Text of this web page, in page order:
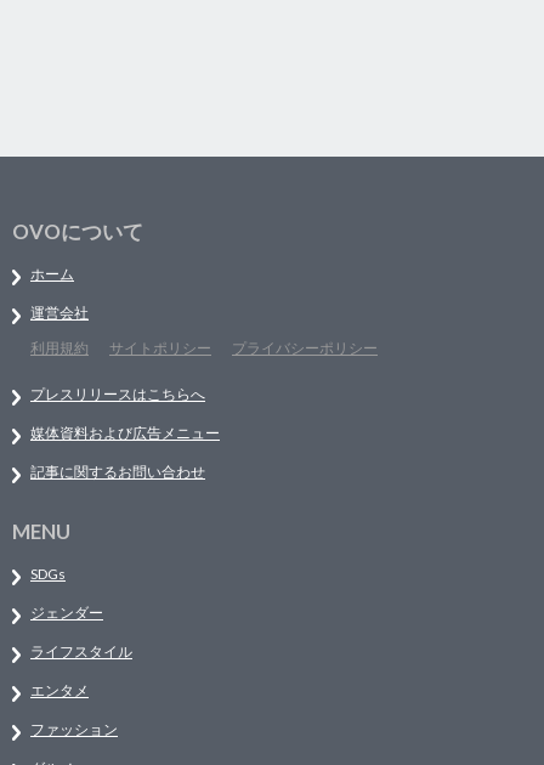
OVOについて
ホーム
運営会社
利用規約
サイトポリシー プライバシーポリシー
プレスリリースはこちらへ
媒体資料および広告メニュー
記事に関するお問い合わせ
MENU
SDGs
ジェンダー
ライフスタイル
エンタメ
ファッション